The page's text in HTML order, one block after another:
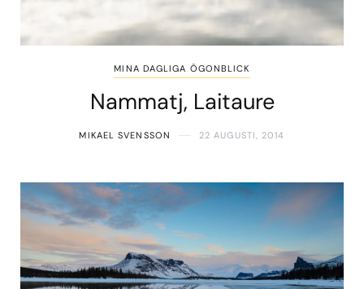
MINA DAGLIGA ÖGONBLICK
Nammatj, Laitaure
MIKAEL SVENSSON 22 AUGUSTI, 2014